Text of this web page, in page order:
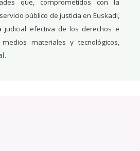
que, comprometidos con la
público de justicia en Euskadi,
efectiva de los derechos e
materiales y tecnológicos,